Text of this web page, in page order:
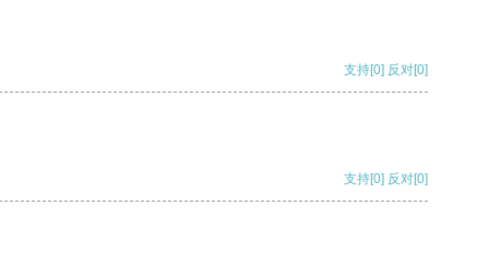
支持[0] 反对[0]
支持[0] 反对[0]